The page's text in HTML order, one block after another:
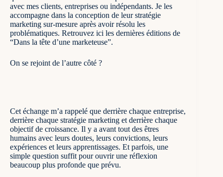
avec mes clients, entreprises ou indépendants. Je les
accompagne dans la conception de leur stratégie
marketing sur-mesure après avoir résolu les
problématiques. Retrouvez ici les dernières éditions de
“Dans la tête d’une marketeuse”.
On se rejoint de l’autre côté ?
Cet échange m’a rappelé que derrière chaque entreprise,
derrière chaque stratégie marketing et derrière chaque
objectif de croissance. Il y a avant tout des êtres
humains avec leurs doutes, leurs convictions, leurs
expériences et leurs apprentissages. Et parfois, une
simple question suffit pour ouvrir une réflexion
beaucoup plus profonde que prévu.